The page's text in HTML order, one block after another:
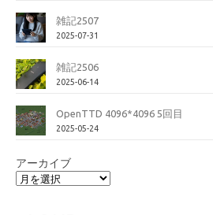
雑記2507
2025-07-31
雑記2506
2025-06-14
OpenTTD 4096*4096 5回目
2025-05-24
アーカイブ